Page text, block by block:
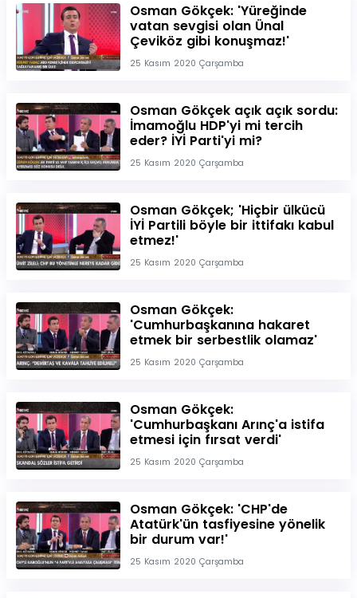
Osman Gökçek: 'Yüreğinde
vatan sevgisi olan Ünal
Çeviköz gibi konuşmaz!'
25 Kasım 2020 Çarşamba
Osman Gökçek açık açık sordu:
İmamoğlu HDP'yi mi tercih
eder? İYİ Parti'yi mi?
25 Kasım 2020 Çarşamba
Osman Gökçek; 'Hiçbir ülkücü
İYİ Partili böyle bir ittifakı kabul
etmez!'
25 Kasım 2020 Çarşamba
Osman Gökçek:
'Cumhurbaşkanına hakaret
etmek bir serbestlik olamaz'
25 Kasım 2020 Çarşamba
Osman Gökçek:
'Cumhurbaşkanı Arınç'a istifa
etmesi için fırsat verdi'
25 Kasım 2020 Çarşamba
Osman Gökçek: 'CHP'de
Atatürk'ün tasfiyesine yönelik
bir durum var!'
25 Kasım 2020 Çarşamba